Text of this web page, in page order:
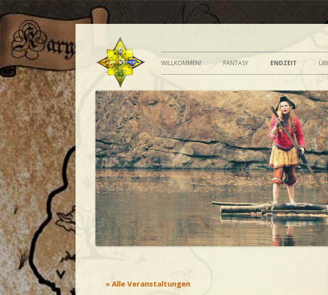
WILLKOMMEN! FANTASY ENDZEIT
« Alle Veranstaltungen